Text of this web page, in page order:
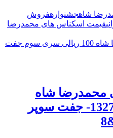
شاهجشنوارهفروش
قیمت اسکناس های محمدرضا
ریالی محمدرضا شاه
پهلوی سری سوم 1327- جفت سوپر